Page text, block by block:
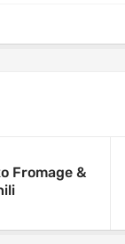
Fromage &